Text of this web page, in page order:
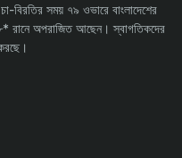
সময় ৭৯ ওভারে বাংলাদেশের
অপরাজিত আছেন। স্বাগতিকদের